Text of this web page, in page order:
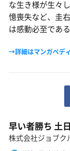
な生き様が生々
憶喪失など、圭
は感動必至である
→詳細はマンガペデ
早い者勝ち 土
株式会社ジョブク